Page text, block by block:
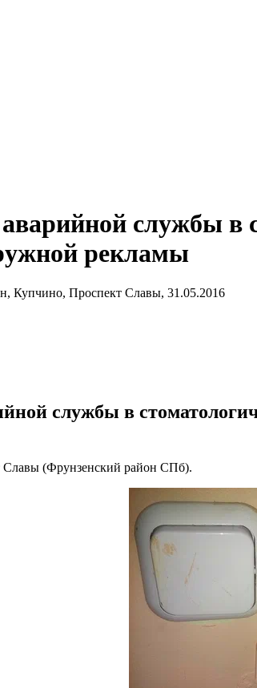
службы в
рекламы
Купчино, Проспект Славы, 31.05.2016
службы в
Славы (Фрунзенский район СПб).